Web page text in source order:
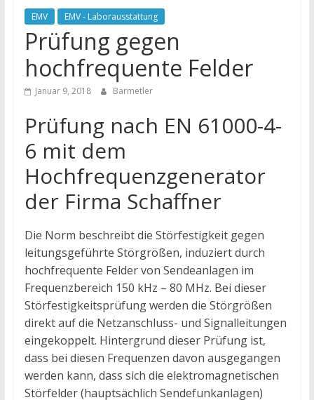
EMV EMV - Laborausstattung
Prüfung gegen
hochfrequente Felder
Januar 9, 2018 Barmetler
Prüfung nach EN 61000-4-
6 mit dem
Hochfrequenzgenerator
der Firma Schaffner
Die Norm beschreibt die Störfestigkeit gegen
leitungsgeführte Störgrößen, induziert durch
hochfrequente Felder von Sendeanlagen im
Frequenzbereich 150 kHz – 80 MHz. Bei dieser
Störfestigkeitsprüfung werden die Störgrößen
direkt auf die Netzanschluss- und Signalleitungen
eingekoppelt. Hintergrund dieser Prüfung ist,
dass bei diesen Frequenzen davon ausgegangen
werden kann, dass sich die elektromagnetischen
Störfelder (hauptsächlich Sendefunkanlagen)